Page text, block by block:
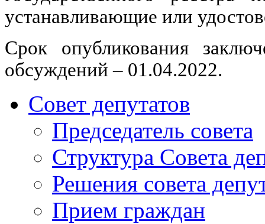
устанавливающие или
Срок опубликования
обсуждений – 01.04.2022.
Совет депутатов
Председатель совета
Структура Совета
Решения совета
Прием граждан